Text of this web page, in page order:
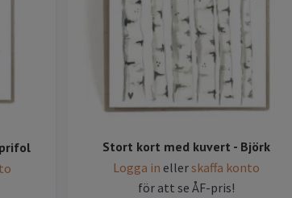
Stort kort med kuvert - Björk
Logga in ellerskaffa konto
för att se ÅF-pris!